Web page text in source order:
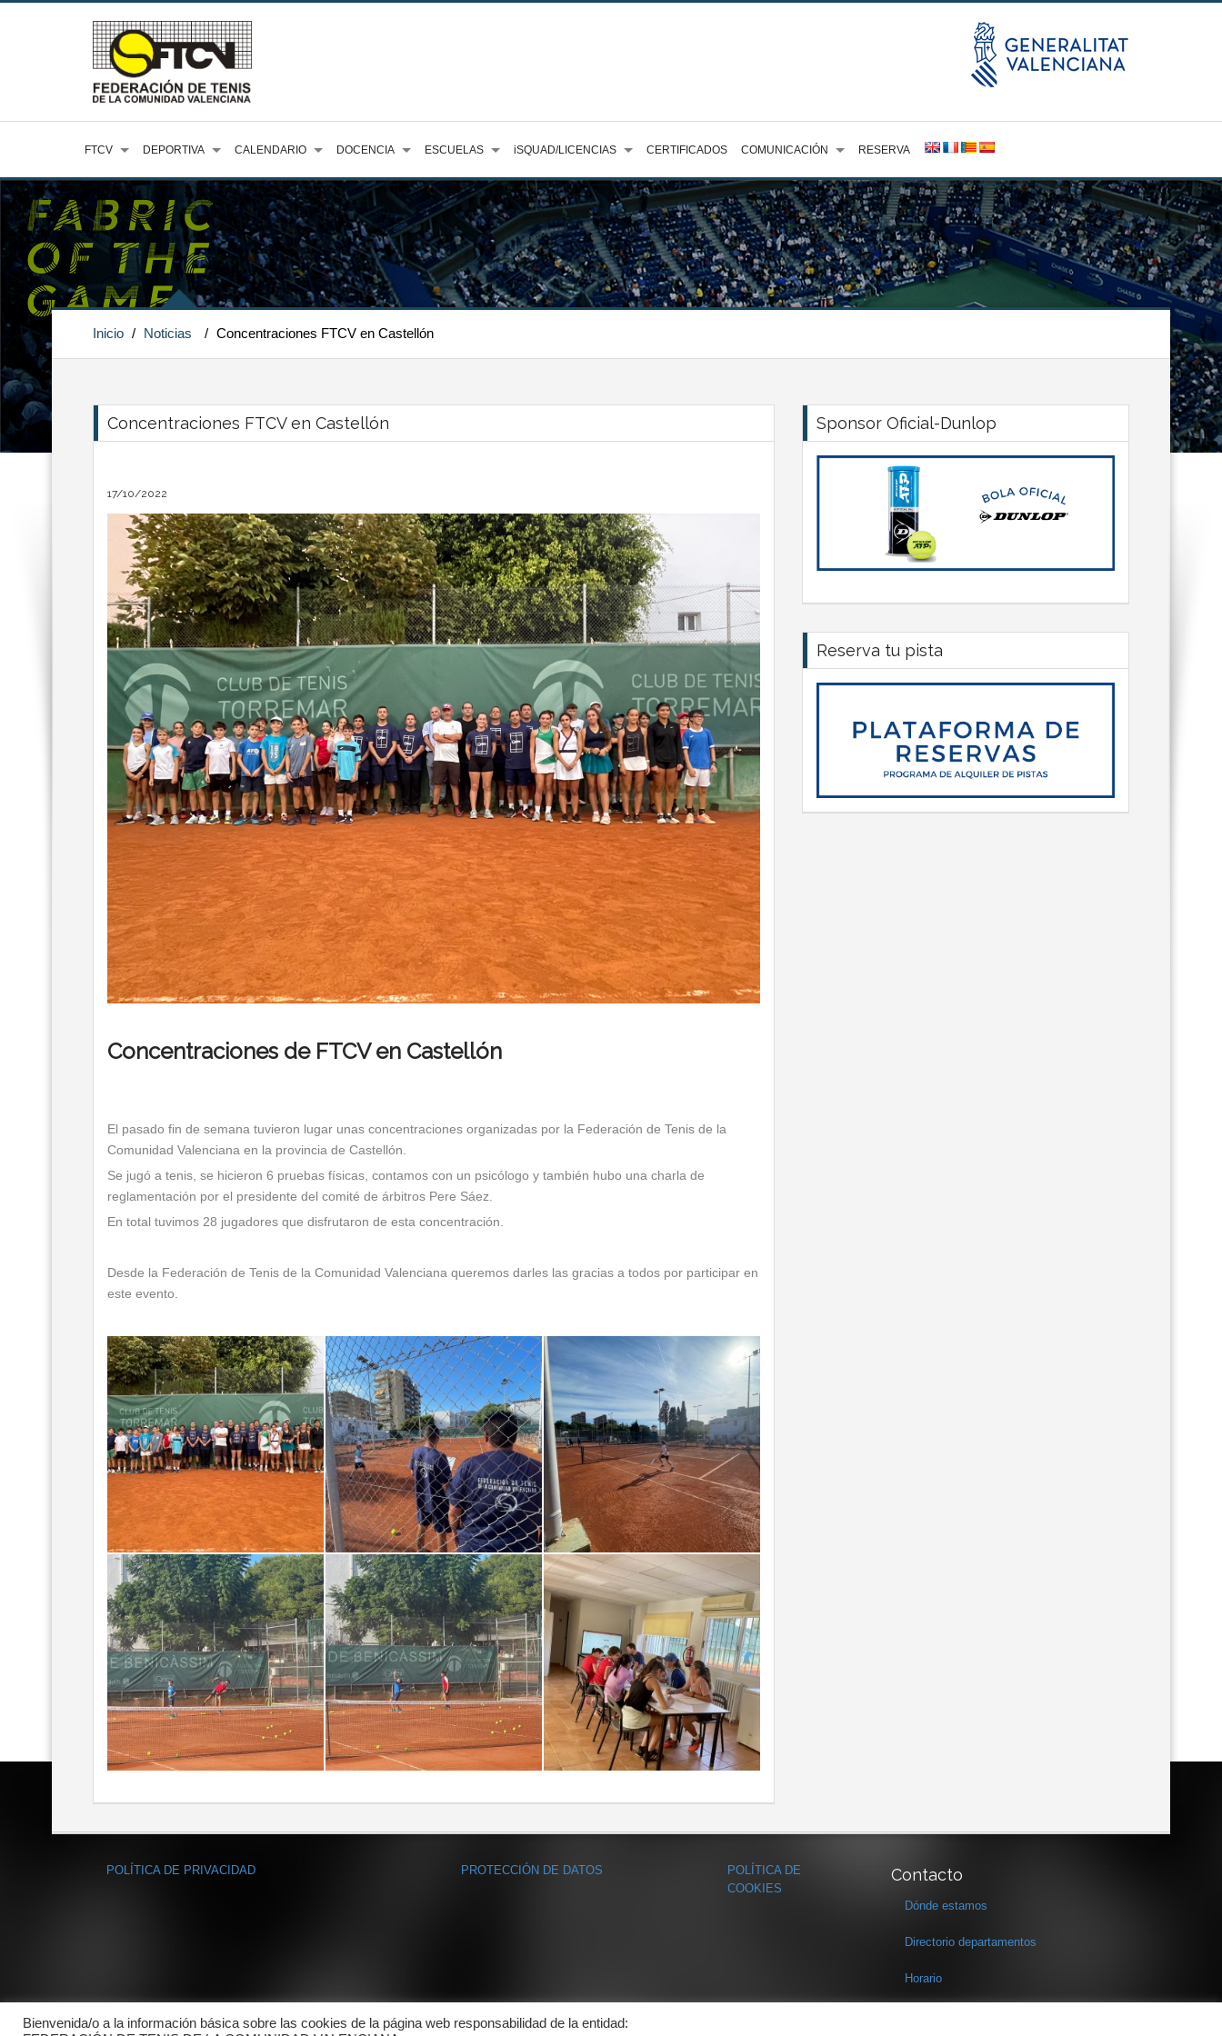
FTCV DEPORTIVA CALENDARIO DOCENCIA ESCUELAS iSQUAD/LICENCIAS CERTIFICADOS COMUNICACIÓN RESERVA
Inicio / Noticias / Concentraciones FTCV en Castellón
Concentraciones FTCV en Castellón
17/10/2022
Concentraciones de FTCV en Castellón
El pasado fin de semana tuvieron lugar unas concentraciones organizadas por la Federación de Tenis de la
Comunidad Valenciana en la provincia de Castellón.
Se jugó a tenis, se hicieron 6 pruebas físicas, contamos con un psicólogo y también hubo una charla de
reglamentación por el presidente del comité de árbitros Pere Sáez.
En total tuvimos 28 jugadores que disfrutaron de esta concentración.
Desde la Federación de Tenis de la Comunidad Valenciana queremos darles las gracias a todos por participar en
este evento.
Sponsor Oficial-Dunlop
Reserva tu pista
POLÍTICA DE PRIVACIDAD PROTECCIÓN DE DATOS
POLÍTICA DE
COOKIES
Contacto
Dónde estamos
Directorio departamentos
Horario
Bienvenida/o a la información básica sobre las cookies de la página web responsabilidad de la entidad: